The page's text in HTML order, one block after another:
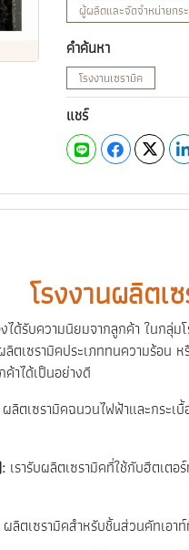
ผู้ผลิตและจัดจำหน่ายกระ
คำค้นหา
โรงงานเซรามิค
แชร์
โรงงานผลิตเ
ด้รับความนิยมจากลูกค้า ในกลุ่
ตเซรามิคประเภททนความร้อน
าได้เป็นอย่างดี
ผลิตเซรามิคฉนวนไฟฟ้าและกระเ
เรารับผลิตเซรามิคที่ใช้กับฮีตเต
ผลิตเซรามิคสำหรับชิ้นส่วนคัทเอ